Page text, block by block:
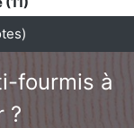
fourmis à
?